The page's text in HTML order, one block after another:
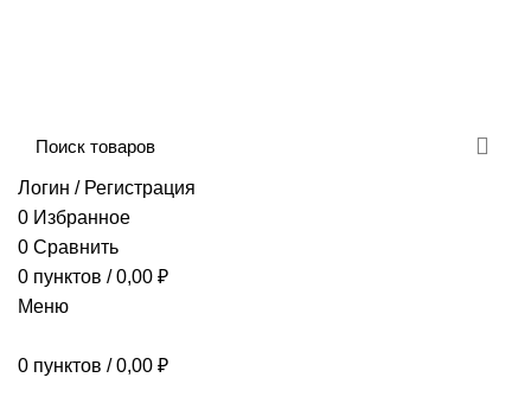
Логин / Регистрация
0 Избранное
0 Сравнить
0 пунктов / 0,00 ₽
Меню
0 пунктов / 0,00 ₽